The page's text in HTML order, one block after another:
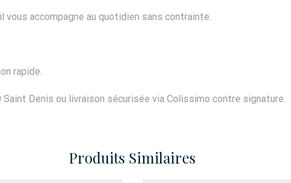
accompagne au quotidien sans contrainte.
rapide.
Denis ou livraison sécurisée via Colissimo contre signature.
Produits Similaires